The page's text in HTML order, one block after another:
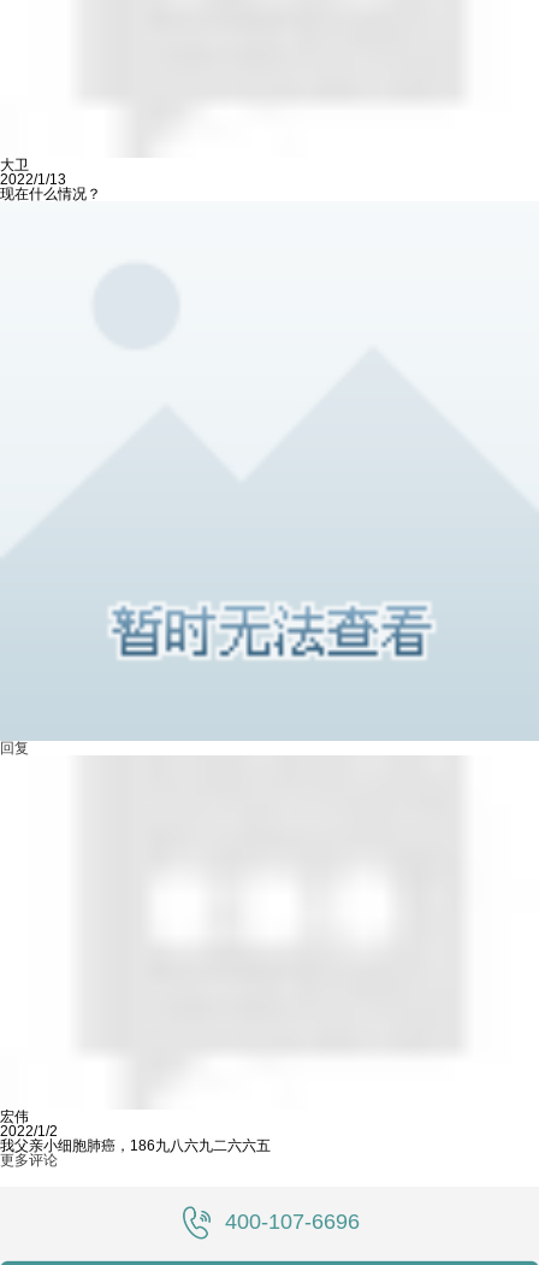
大卫
2022/1/13
现在什么情况？
回复
宏伟
2022/1/2
我父亲小细胞肺癌，186九八六九二六六五
更多评论
400-107-6696